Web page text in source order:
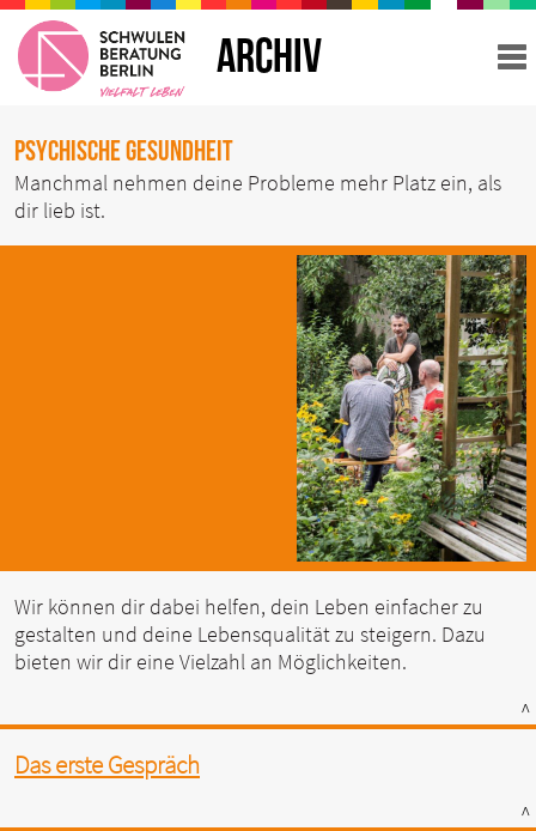
ARCHIV
Psychische Gesundheit
Manchmal nehmen deine Probleme mehr Platz ein, als
dir lieb ist.
Wir können dir dabei helfen, dein Leben einfacher zu
gestalten und deine Lebensqualität zu steigern. Dazu
bieten wir dir eine Vielzahl an Möglichkeiten.
^
Das erste Gespräch
^